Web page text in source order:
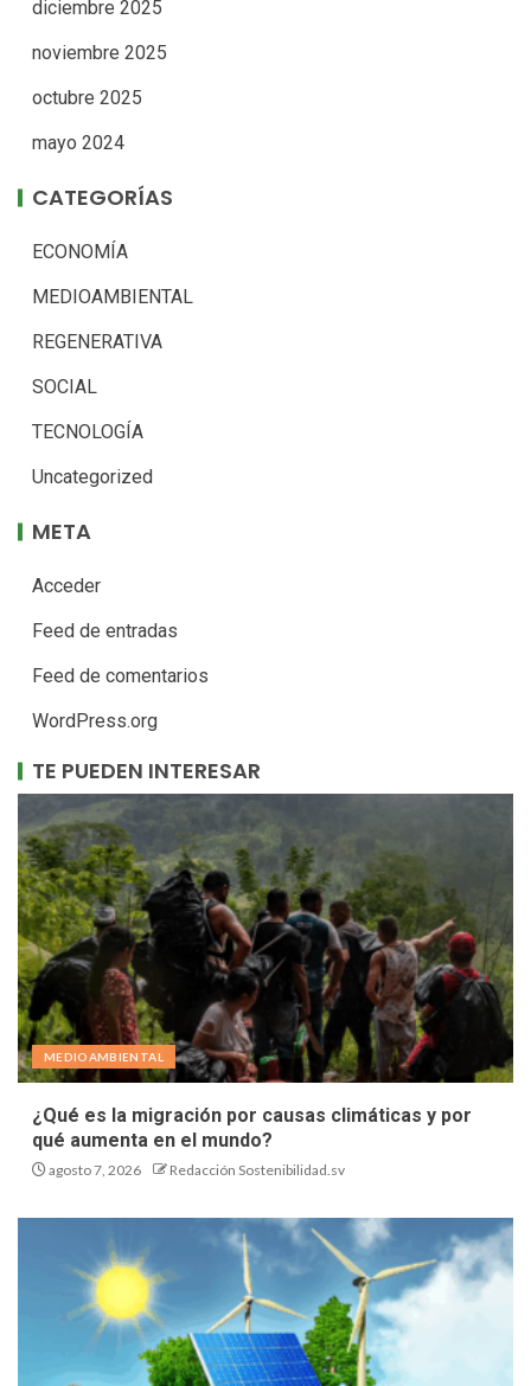
diciembre 2025
noviembre 2025
octubre 2025
mayo 2024
CATEGORÍAS
ECONOMÍA
MEDIOAMBIENTAL
REGENERATIVA
SOCIAL
TECNOLOGÍA
Uncategorized
META
Acceder
Feed de entradas
Feed de comentarios
WordPress.org
TE PUEDEN INTERESAR
MEDIOAMBIENTAL
¿Qué es la migración por causas climáticas y por
qué aumenta en el mundo?
agosto 7, 2026 Redacción Sostenibilidad.sv